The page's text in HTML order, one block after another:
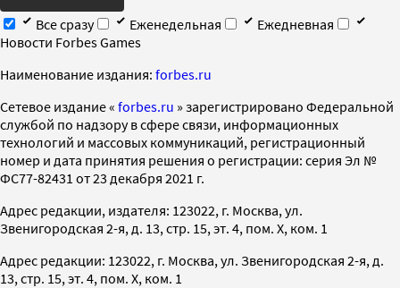
Все сразу
Еженедельная
Ежедневная
Новости Forbes Games
Наименование издания: forbes.ru
Cетевое издание « forbes.ru » зарегистрировано Федеральной
службой по надзору в сфере связи, информационных
технологий и массовых коммуникаций, регистрационный
номер и дата принятия решения о регистрации: серия Эл №
ФС77-82431 от 23 декабря 2021 г.
Адрес редакции, издателя: 123022, г. Москва, ул.
Звенигородская 2-я, д. 13, стр. 15, эт. 4, пом. X, ком. 1
Адрес редакции: 123022, г. Москва, ул. Звенигородская 2-я, д.
13, стр. 15, эт. 4, пом. X, ком. 1